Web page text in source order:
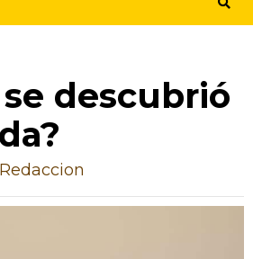
descubrió
Redaccion